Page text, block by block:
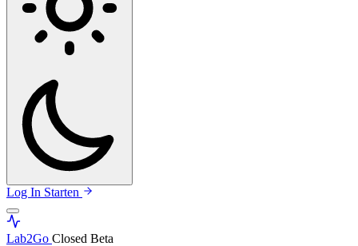
Log In Starten
Lab2Go Closed Beta